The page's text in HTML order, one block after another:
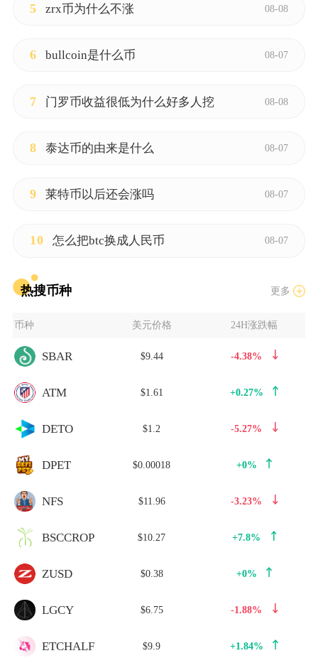
5 zrx币为什么不涨 08-08
6 bullcoin是什么币 08-07
7 门罗币收益很低为什么好多人挖 08-08
8 泰达币的由来是什么 08-07
9 莱特币以后还会涨吗 08-07
10 怎么把btc换成人民币 08-07
热搜币种 更多
币种 美元价格 24H涨跌幅
SBAR $9.44 -4.38%
ATM $1.61 +0.27%
DETO $1.2 -5.27%
DPET $0.00018 +0%
NFS $11.96 -3.23%
BSCCROP $10.27 +7.8%
ZUSD $0.38 +0%
LGCY $6.75 -1.88%
ETCHALF $9.9 +1.84%